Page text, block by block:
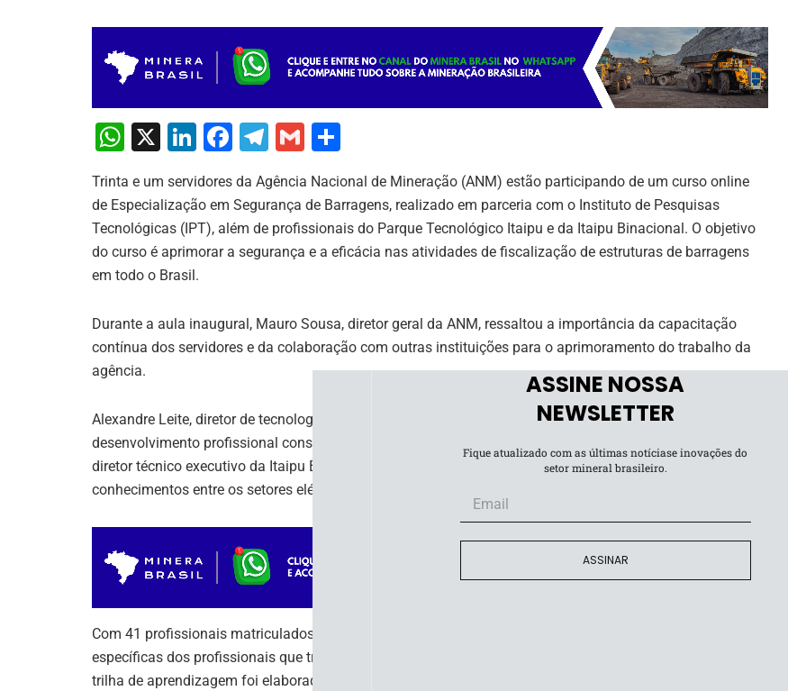
W
at
s
A
p
p
X
Li
k
e
dI
n
F
c
e
b
o
k
T
el
e
gr
a
G
ai
l
ar
e
Trinta e um servidores da Agência Nacional de Mineração (ANM) estão participando de um curso online
de Especialização em Segurança de Barragens, realizado em parceria com o Instituto de Pesquisas
Tecnológicas (IPT), além de profissionais do Parque Tecnológico Itaipu e da Itaipu Binacional. O objetivo
do curso é aprimorar a segurança e a eficácia nas atividades de fiscalização de estruturas de barragens
em todo o Brasil.
Durante a aula inaugural, Mauro Sousa, diretor geral da ANM, ressaltou a importância da capacitação
contínua dos servidores e da colaboração com outras instituições para o aprimoramento do trabalho da
agência.
Alexandre Leite, diretor de tecnologias do Parque Tecnológico Itaipu, enfatizou os benefícios do
desenvolvimento profissional constante e destacou a excelência do curso. Já Renato Soares Sacramento,
diretor técnico executivo da Itaipu Binacional, ressaltou a relevância da parceria para compartilhar
conhecimentos entre os setores elétrico e de mineração.
Com 41 profissionais matriculados, o curso terá duração de 18 meses e abordará tanto as necessidades
específicas dos profissionais que trabalham com barragens de mineração quanto os de múltiplos usos. A
trilha de aprendizagem foi elaborada com base nas demandas identificadas pelos profissionais
ASSINE NOSSA
NEWSLETTER
Fique atualizado com as últimas notíciase inovações do
setor mineral brasileiro.
ASSINAR